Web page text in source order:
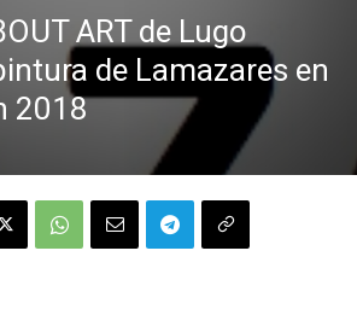
ART de Lugo
de Lamazares en
2018